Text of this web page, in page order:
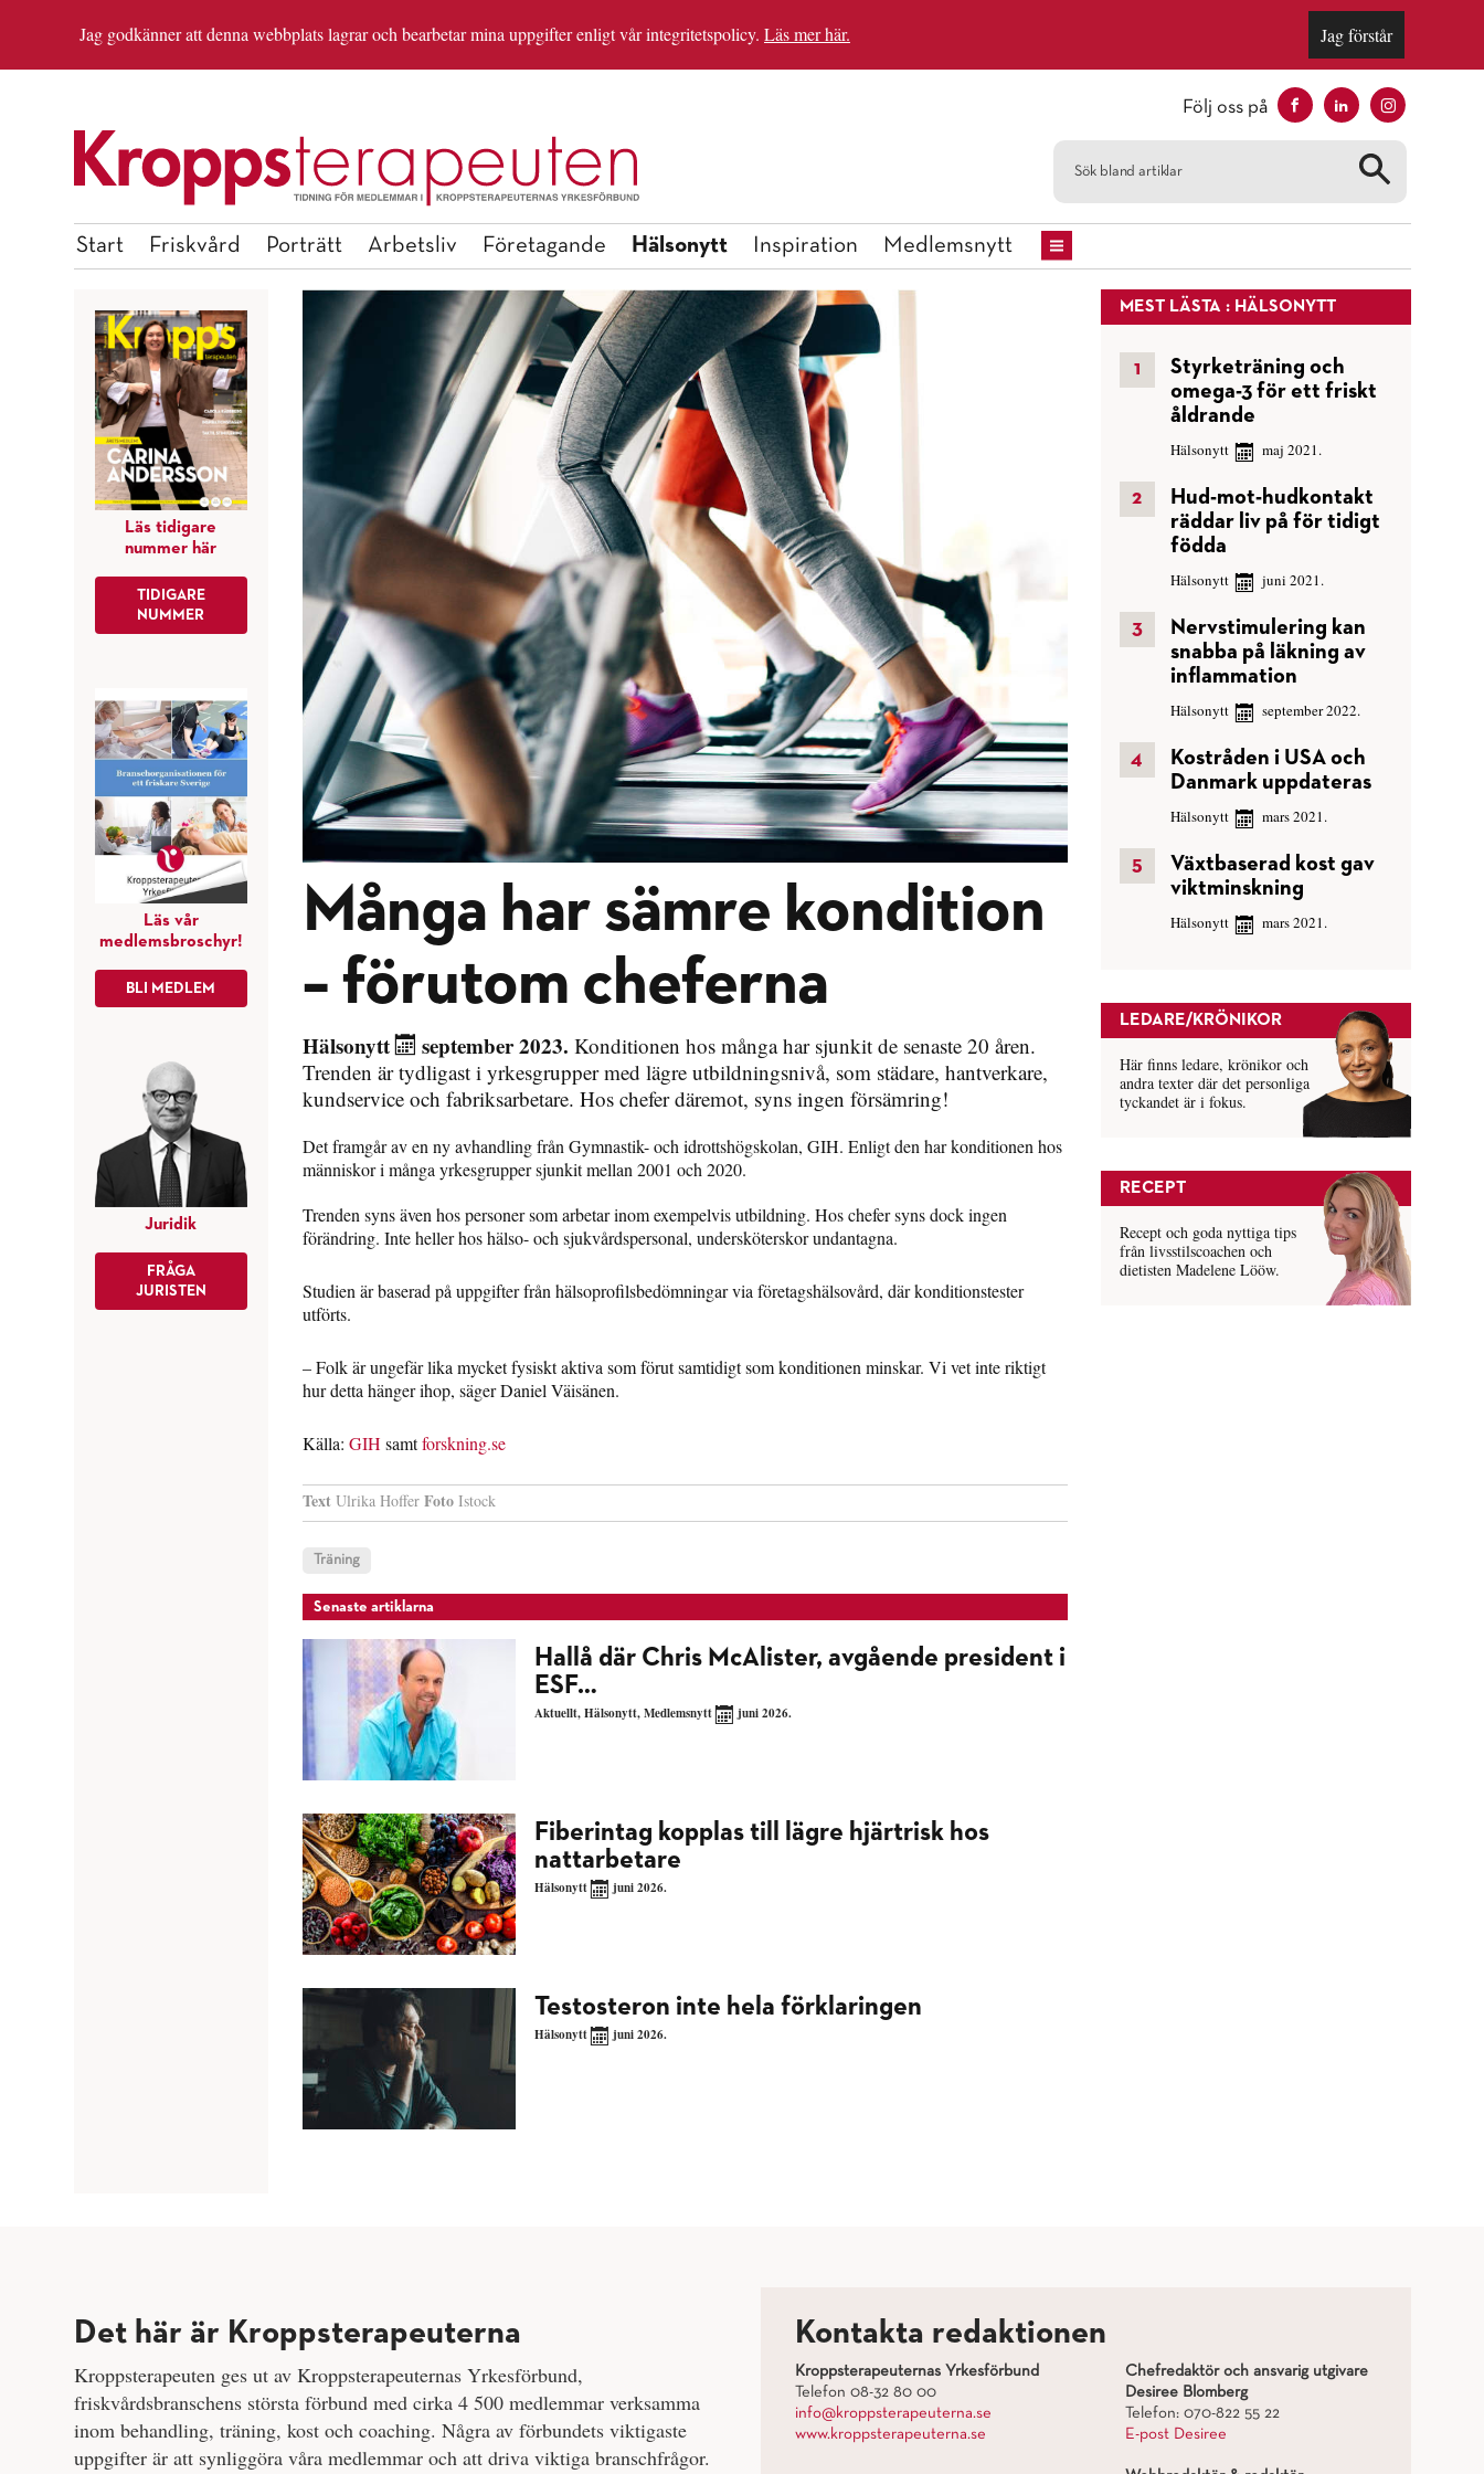
Jag godkänner att denna webbplats lagrar och bearbetar mina uppgifter enligt vår integritetspolicy. Läs mer här. Jag förstår
Start Friskvård Porträtt Arbetsliv Företagande Hälsonytt Inspiration Medlemsnytt
OM REDAKTIONEN ANMÄL DIG TILL INSPIRATIONSHELGEN BLI MEDLEM
Följ oss på
Många har sämre kondition
– förutom cheferna
Hälsonytt september 2023. Konditionen hos många har sjunkit de senaste 20 åren.
Trenden är tydligast i yrkesgrupper med lägre utbildningsnivå, som städare, hantverkare,
kundservice och fabriksarbetare. Hos chefer däremot, syns ingen försämring!
Det framgår av en ny avhandling från Gymnastik- och idrottshögskolan, GIH. Enligt den har konditionen hos
människor i många yrkesgrupper sjunkit mellan 2001 och 2020.
Trenden syns även hos personer som arbetar inom exempelvis utbildning. Hos chefer syns dock ingen
förändring. Inte heller hos hälso- och sjukvårdspersonal, undersköterskor undantagna.
Studien är baserad på uppgifter från hälsoprofilsbedömningar via företagshälsovård, där konditionstester
utförts.
– Folk är ungefär lika mycket fysiskt aktiva som förut samtidigt som konditionen minskar. Vi vet inte riktigt
hur detta hänger ihop, säger Daniel Väisänen.
Källa: GIH samtforskning.se
TextUlrika Hoffer FotoIstock
Träning
Senaste artiklarna
Hallå där Chris McAlister, avgående president i
ESF…
Aktuellt,Hälsonytt,Medlemsnytt juni 2026.
Fiberintag kopplas till lägre hjärtrisk hos
nattarbetare
Hälsonytt juni 2026.
Testosteron inte hela förklaringen
Hälsonytt juni 2026.
Läs tidigare
nummer här
TIDIGARE
NUMMER
Läs vår
medlemsbroschyr!
BLI MEDLEM
Juridik
FRÅGA
JURISTEN
MEST LÄSTA : HÄLSONYTT
Styrketräning och
omega-3 för ett friskt
åldrande
Hälsonytt maj 2021.
Hud-mot-hudkontakt
räddar liv på för tidigt
födda
Hälsonytt juni 2021.
Nervstimulering kan
snabba på läkning av
inflammation
Hälsonytt september 2022.
Kostråden i USA och
Danmark uppdateras
Hälsonytt mars 2021.
Växtbaserad kost gav
viktminskning
Hälsonytt mars 2021.
LEDARE/KRÖNIKOR
Här finns ledare, krönikor och
andra texter där det personliga
tyckandet är i fokus.
RECEPT
Recept och goda nyttiga tips
från livsstilscoachen och
dietisten Madelene Lööw.
Det här är Kroppsterapeuterna
Kroppsterapeuten ges ut av Kroppsterapeuternas Yrkesförbund,
friskvårdsbranschens största förbund med cirka 4 500 medlemmar verksamma
inom behandling, träning, kost och coaching. Några av förbundets viktigaste
uppgifter är att synliggöra våra medlemmar och att driva viktiga branschfrågor.
Kontakta redaktionen
Kroppsterapeuternas Yrkesförbund
Telefon 08-32 80 00
info@kroppsterapeuterna.se
www.kroppsterapeuterna.se
Chefredaktör och ansvarig utgivare
Desiree Blomberg
Telefon: 070-822 55 22
E-post Desiree